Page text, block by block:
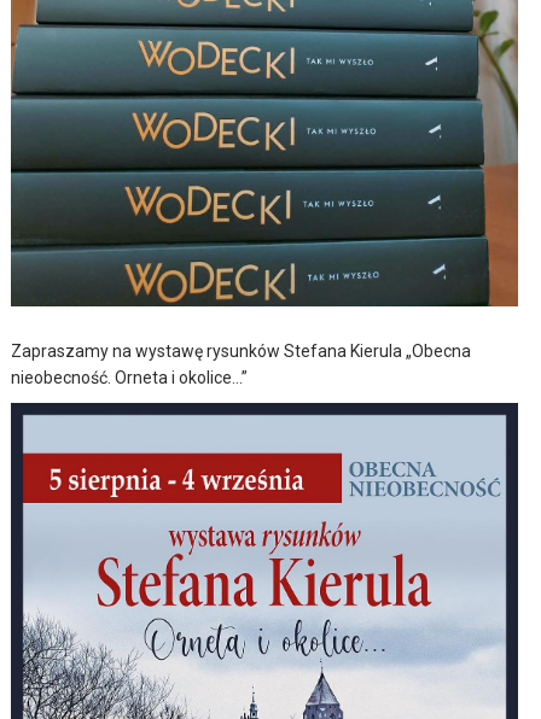
Zapraszamy na wystawę rysunków Stefana Kierula „Obecna
nieobecność. Orneta i okolice…”